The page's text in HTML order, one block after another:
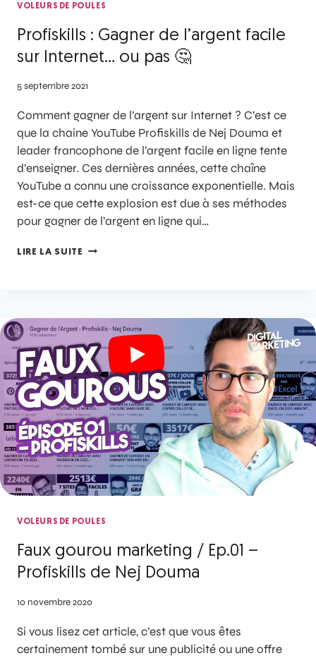
VOLEURS DE POULES
Profiskills : Gagner de l’argent facile
sur Internet… ou pas 🤔
5 septembre 2021
Comment gagner de l’argent sur Internet ? C’est ce
que la chaine YouTube Profiskills de Nej Douma et
leader francophone de l’argent facile en ligne tente
d’enseigner. Ces dernières années, cette chaîne
YouTube a connu une croissance exponentielle. Mais
est-ce que cette explosion est due à ses méthodes
pour gagner de l’argent en ligne qui…
LIRE LA SUITE
VOLEURS DE POULES
Faux gourou marketing / Ep.01 –
Profiskills de Nej Douma
10 novembre 2020
Si vous lisez cet article, c’est que vous êtes
certainement tombé sur une publicité ou une offre